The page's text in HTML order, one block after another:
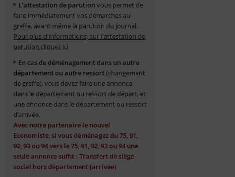
L'attestation de parution vous permet de
faire immédiatement vos démarches au
greffe, avant même la parution du journal.
Pour plus d'informations, sur l'attestation de
parution cliquez ici
En cas de déménagement dans un autre
département ou autre ressort(changement
de greffe), vous devez faire une annonce
dans le département ou ressort de départ, et
une annonce dans le département ou ressort
d’arrivée.
Avec notre partenaire le nouvel
Economiste, si vous déménagez du 75, 91,
92, 93 ou 94 vers le 75, 91, 92, 93 ou 94 une
seule annonce suffit : Transfert de siège
social hors département (arrivée)